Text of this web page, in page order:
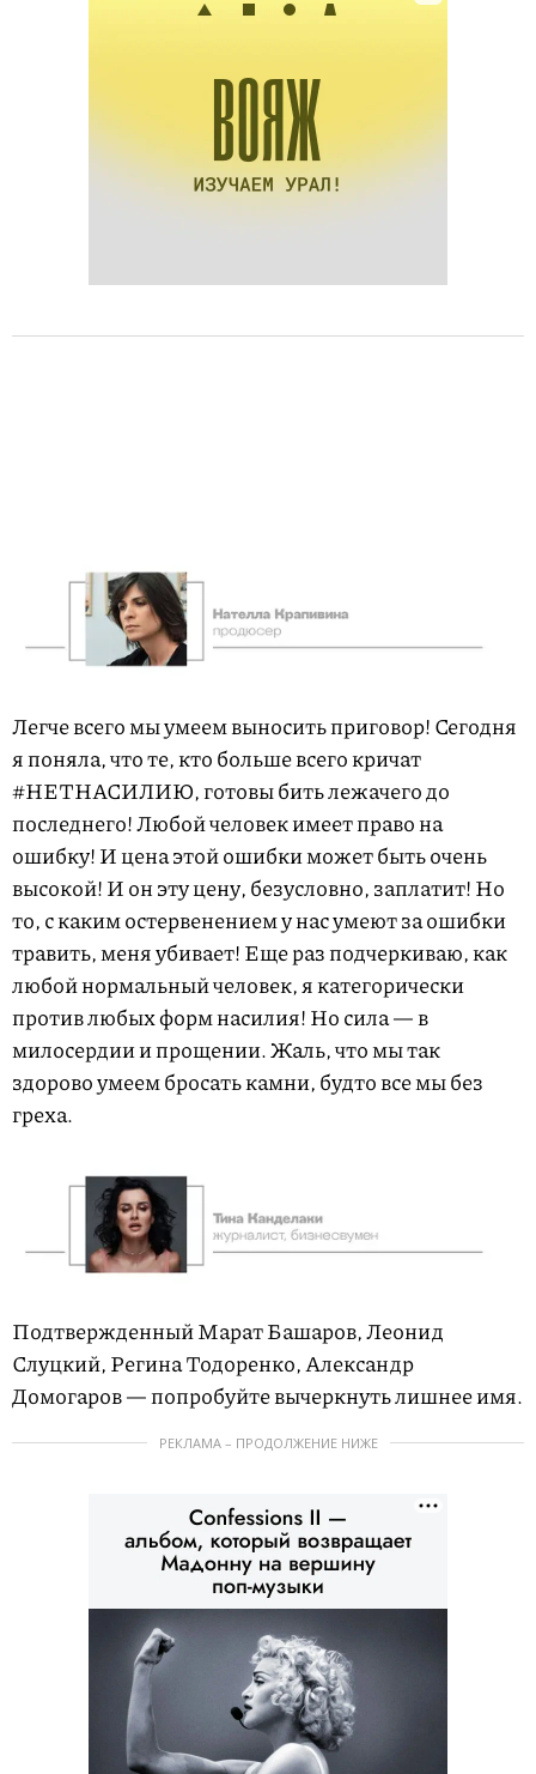
Легче всего мы умеем выносить приговор! Сегодня
я поняла, что те, кто больше всего кричат
#НЕТНАСИЛИЮ, готовы бить лежачего до
последнего! Любой человек имеет право на
ошибку! И цена этой ошибки может быть очень
высокой! И он эту цену, безусловно, заплатит! Но
то, с каким остервенением у нас умеют за ошибки
травить, меня убивает! Еще раз подчеркиваю, как
любой нормальный человек, я категорически
против любых форм насилия! Но сила — в
милосердии и прощении. Жаль, что мы так
здорово умеем бросать камни, будто все мы без
греха.
Подтвержденный Марат Башаров, Леонид
Слуцкий, Регина Тодоренко, Александр
Домогаров — попробуйте вычеркнуть лишнее имя.
РЕКЛАМА – ПРОДОЛЖЕНИЕ НИЖЕ